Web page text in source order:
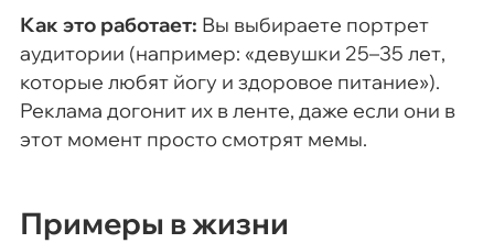
Как это работает: Вы выбираете портрет
аудитории (например: «девушки 25–35 лет,
которые любят йогу и здоровое питание»).
Реклама догонит их в ленте, даже если они в
этот момент просто смотрят мемы.
Примеры в жизни